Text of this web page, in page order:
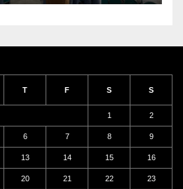
T F S S
1 2
6 7 8 9
13 14 15 16
20 21 22 23